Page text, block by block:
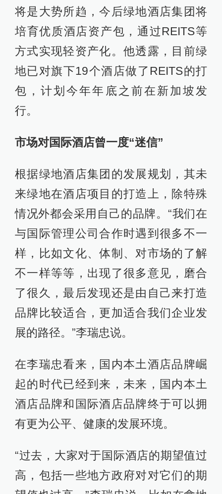
将是大势所趋，今后绿地酒店集团将
培育优质酒店资产包，通过REITS等
方式实现轻资产化。他透露，目前绿
地已对旗下19个酒店做了REITS的打
包，计划今年年底之前在新加坡发
行。
市场对国际酒店曾一度“迷信”
根据绿地酒店集团的发展规划，其未
来绿地在酒店项目的打造上，除特殊
情况外都会采用自己的品牌。“我们在
与国际管理公司合作时遇到很多不一
样，比如文化、体制、对市场的了解
不一样等等，出现了很多意见，磨合
了很久，最后发现还是由自己来打造
品牌比较适合，更加适合我们企业发
展的路径。”李瑞忠说。
在李瑞忠看来，国内本土酒店品牌崛
起的时代已经到来，未来，国内本土
酒店品牌和国际酒店品牌终于可以拥
有更为公平、健康的发展环境。
“过去，大家对于国际酒店的期望值过
高，包括一些地方政府对对它们的期